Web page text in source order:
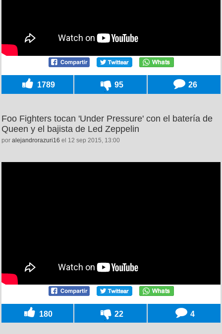
1789 95 26
Foo Fighters tocan 'Under Pressure' con el batería de
Queen y el bajista de Led Zeppelin
por alejandrorazuri16 el 12 sep 2015, 13:00
180 22 4